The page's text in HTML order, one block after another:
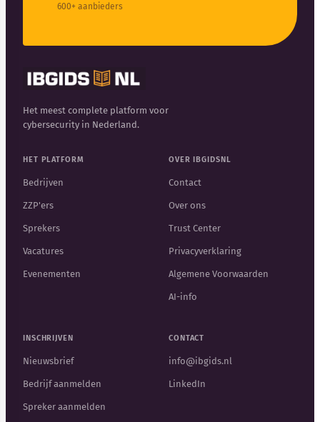
600+ aanbieders
Het meest complete platform voor
cybersecurity in Nederland.
HET PLATFORM
Bedrijven
ZZP'ers
Sprekers
Vacatures
Evenementen
OVER IBGIDSNL
Contact
Over ons
Trust Center
Privacyverklaring
Algemene Voorwaarden
AI-info
INSCHRIJVEN
Nieuwsbrief
Bedrijf aanmelden
Spreker aanmelden
CONTACT
info@ibgids.nl
LinkedIn